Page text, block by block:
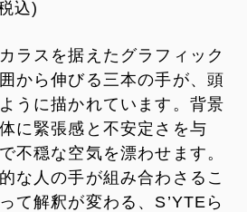
込)
ラスを据えたグラフィック
から伸びる三本の手が、頭
うに描かれています。背景
に緊張感と不安定さを与
不穏な空気を漂わせます。
な人の手が組み合わさるこ
て解釈が変わる、S’YTEら